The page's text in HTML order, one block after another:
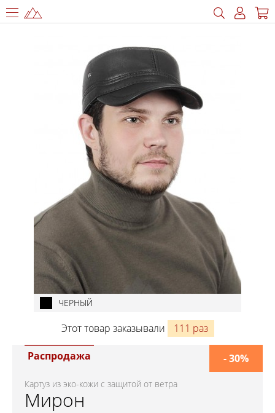
ЧЕРНЫЙ
Этот товар заказывали 111 раз
Распродажа
Картуз из эко-кожи с защитой от ветра
Мирон
- 30%